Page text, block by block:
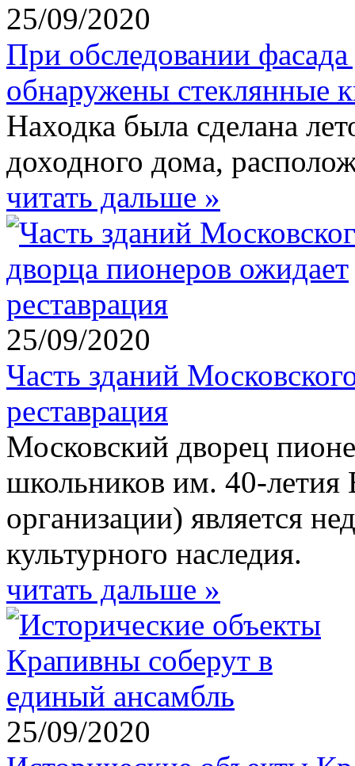
25/09/2020
При обследовании
обнаружены стеклянные
Находка была сделана
доходного дома,
читать дальше »
25/09/2020
Часть зданий
реставрация
Московский дворец
школьников им. 40-летия
организации) является
культурного наследия.
читать дальше »
25/09/2020